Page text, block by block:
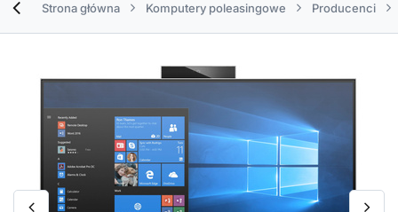
Strona główna Komputery poleasingowe Producenci